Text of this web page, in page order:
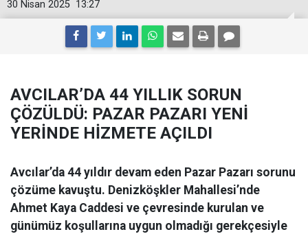
13:27
30 Nisan 2025
AVCILAR’DA 44 YILLIK SORUN
ÇÖZÜLDÜ: PAZAR PAZARI YENİ
YERİNDE HİZMETE AÇILDI
Avcılar’da 44 yıldır devam eden Pazar Pazarı sorunu
çözüme kavuştu. Denizköşkler Mahallesi’nde
Ahmet Kaya Caddesi ve çevresinde kurulan ve
günümüz koşullarına uygun olmadığı gerekçesiyle